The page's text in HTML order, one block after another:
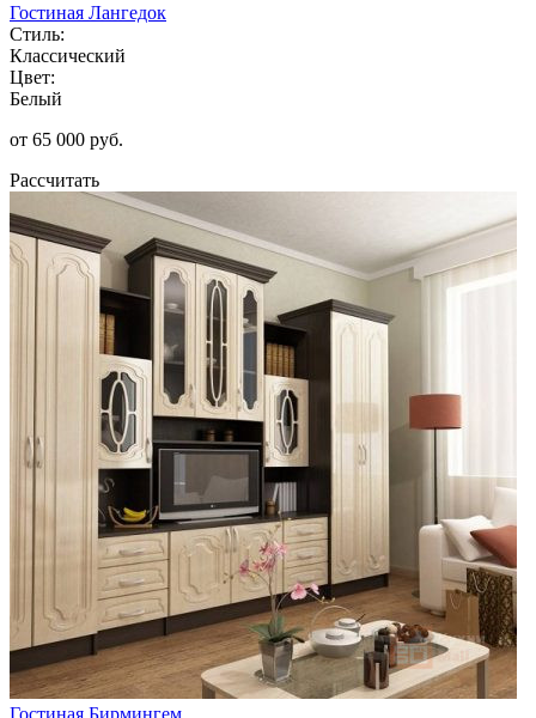
Гостиная Лангедок
Стиль:
Классический
Цвет:
Белый
от 65 000 руб.
Рассчитать
Гостиная Бирмингем